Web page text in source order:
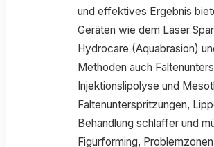
und effektives Ergebnis
Geräten wie dem Laser
Hydrocare (Aquabrasion)
Methoden auch
Injektionslipolyse und
Faltenunterspritzungen,
Behandlung schlaffer und
Figurforming,